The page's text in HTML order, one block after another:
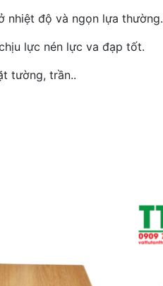
nhiệt độ và ngọn lựa thường.
lực nén lực va đạp tốt.
tường, trần..